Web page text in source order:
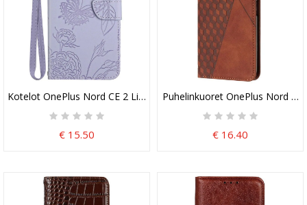
Kotelot OnePlus Nord CE 2 Lite 5G Hienovaraiset Perhoset Ja
€ 15.50
Puhelinkuoret OnePlus Nord
€ 16.40